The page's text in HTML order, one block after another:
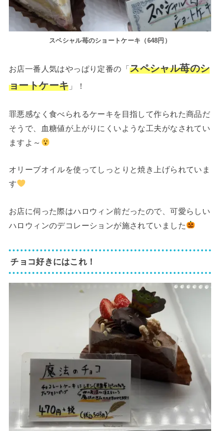
スペシャル苺のショートケーキ（648円）
お店一番人気はやっぱり定番の「スペシャル苺のシ
ョートケーキ 」！
罪悪感なく食べられるケーキを目指して作られた商品だ
そうで、血糖値が上がりにくいような工夫がなされてい
ますよ～
オリーブオイルを使ってしっとりと焼き上げられていま
す
お店に伺った際はハロウィン前だったので、可愛らしい
ハロウィンのデコレーションが施されていました
チョコ好きにはこれ！